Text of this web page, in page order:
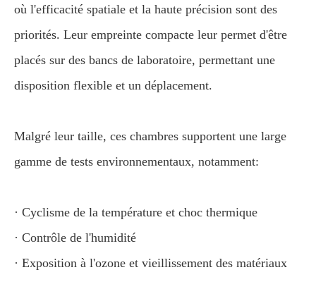
où l'efficacité spatiale et la haute précision sont des
priorités. Leur empreinte compacte leur permet d'être
placés sur des bancs de laboratoire, permettant une
disposition flexible et un déplacement.
Malgré leur taille, ces chambres supportent une large
gamme de tests environnementaux, notamment:
· Cyclisme de la température et choc thermique
· Contrôle de l'humidité
· Exposition à l'ozone et vieillissement des matériaux